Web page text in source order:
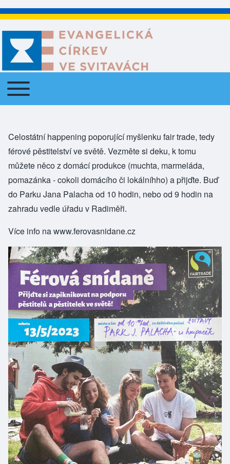
Main navigation
Toggle main menu
Celostátní happening poporující myšlenku fair trade, tedy
férové pěstitelství ve světě. Vezměte si deku, k tomu
můžete něco z domácí produkce (muchta, marmeláda,
pomazánka - cokoli domácího či lokálníhho) a přijďte. Buď
do Parku Jana Palacha od 10 hodin, nebo od 9 hodin na
zahradu vedle úřadu v Radiměři.
Více info nawww.ferovasnidane.cz